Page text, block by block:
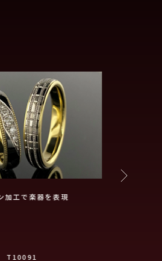
加工で楽器を表現
T10091